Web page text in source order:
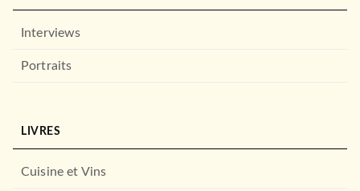
Interviews
Portraits
LIVRES
Cuisine et Vins